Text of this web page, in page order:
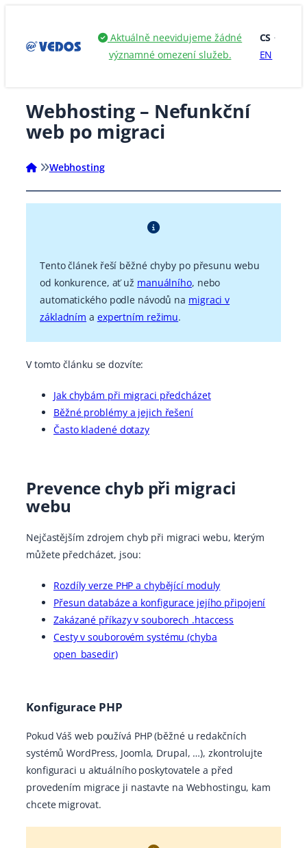
obsah
Aktuálně neevidujeme žádné
významné omezení služeb.
CS ·
EN
Webhosting – Nefunkční
web po migraci
Webhosting
Tento článek řeší běžné chyby po přesunu webu
od konkurence, ať už manuálního, nebo
automatického podle návodů na migraci v
základním a expertním režimu.
V tomto článku se dozvíte:
Jak chybám při migraci předcházet
Běžné problémy a jejich řešení
Často kladené dotazy
Prevence chyb při migraci
webu
Nejčastějším zdrojem chyb při migraci webu, kterým
můžete předcházet, jsou:
Rozdíly verze PHP a chybějící moduly
Přesun databáze a konfigurace jejího připojení
Zakázané příkazy v souborech .htaccess
Cesty v souborovém systému (chyba
open_basedir)
Konfigurace PHP
Pokud Váš web používá PHP (běžné u redakčních
systémů WordPress, Joomla, Drupal, …), zkontrolujte
konfiguraci u aktuálního poskytovatele a před
provedením migrace ji nastavte na Webhostingu, kam
chcete migrovat.